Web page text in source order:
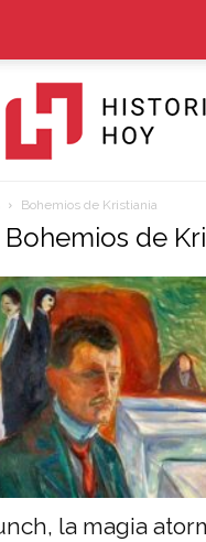
Historia
Hoy
Bohemios de Kristiania
de
la magia